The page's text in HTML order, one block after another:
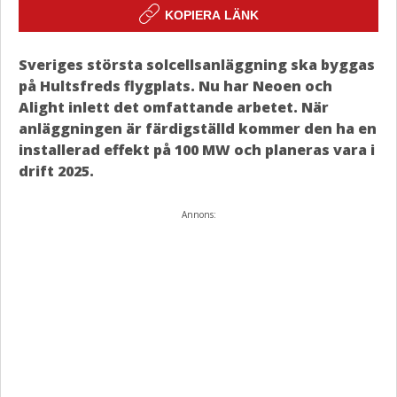
KOPIERA LÄNK
Sveriges största solcellsanläggning ska byggas
på Hultsfreds flygplats. Nu har Neoen och
Alight inlett det omfattande arbetet. När
anläggningen är färdigställd kommer den ha en
installerad effekt på 100 MW och planeras vara i
drift 2025.
Annons: